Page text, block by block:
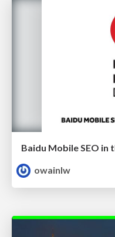
Baidu Mobile SEO in
owainlw